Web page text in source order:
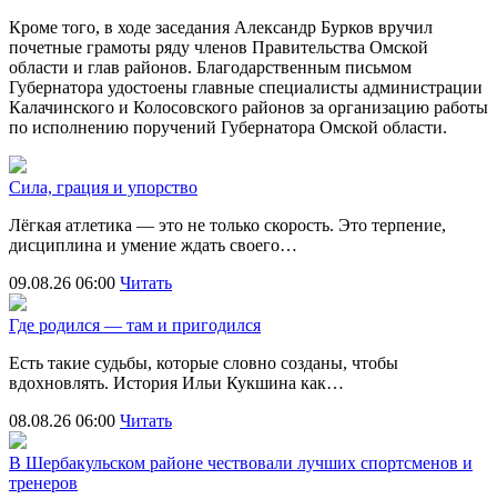
Кроме того, в ходе заседания Александр Бурков вручил
почетные грамоты ряду членов Правительства Омской
области и глав районов. Благодарственным письмом
Губернатора удостоены главные специалисты администрации
Калачинского и Колосовского районов за организацию работы
по исполнению поручений Губернатора Омской области.
Сила, грация и упорство
Лёгкая атлетика — это не только скорость. Это терпение,
дисциплина и умение ждать своего…
09.08.26 06:00 Читать
Где родился — там и пригодился
Есть такие судьбы, которые словно созданы, чтобы
вдохновлять. История Ильи Кукшина как…
08.08.26 06:00 Читать
В Шербакульском районе чествовали лучших спортсменов и
тренеров